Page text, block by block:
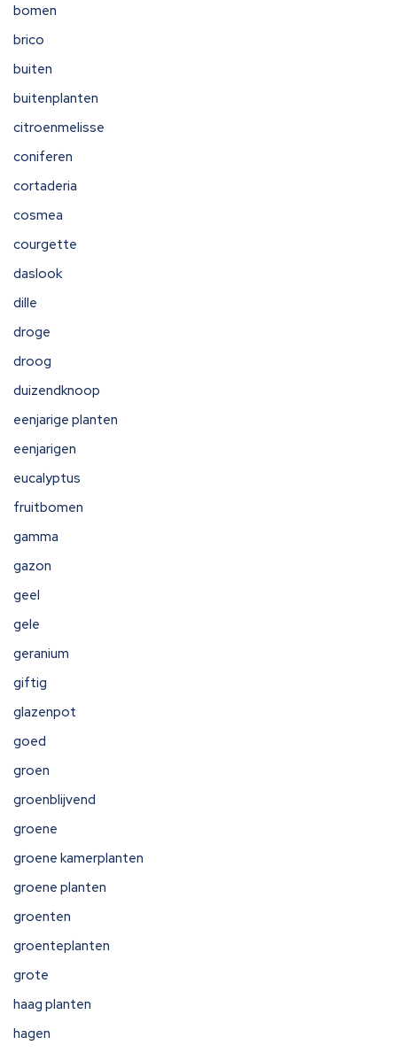
bomen
brico
buiten
buitenplanten
citroenmelisse
coniferen
cortaderia
cosmea
courgette
daslook
dille
droge
droog
duizendknoop
eenjarige planten
eenjarigen
eucalyptus
fruitbomen
gamma
gazon
geel
gele
geranium
giftig
glazenpot
goed
groen
groenblijvend
groene
groene kamerplanten
groene planten
groenten
groenteplanten
grote
haag planten
hagen